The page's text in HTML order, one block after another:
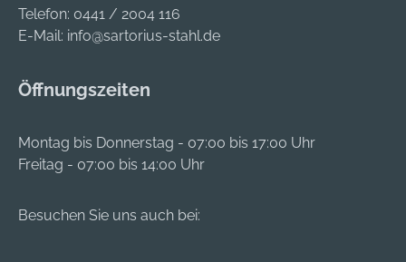
Telefon: 0441 / 2004 116
E-Mail: info@sartorius-stahl.de
Öffnungszeiten
Montag bis Donnerstag - 07:00 bis 17:00 Uhr
Freitag - 07:00 bis 14:00 Uhr
Besuchen Sie uns auch bei: